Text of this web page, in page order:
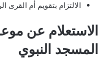
الالتزام بتقويم أم القرى
الاستعلام عن
المسجد النبوي